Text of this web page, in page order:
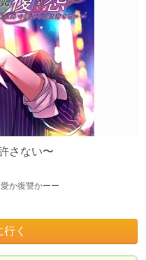
さない〜
か復讐かーー
く